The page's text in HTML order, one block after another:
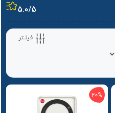
5.0/5
فیلـتر
20%